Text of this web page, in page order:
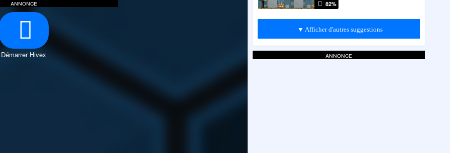
annonce
Démarrer Hivex
82%
▼ Afficher d'autres suggestions
annonce